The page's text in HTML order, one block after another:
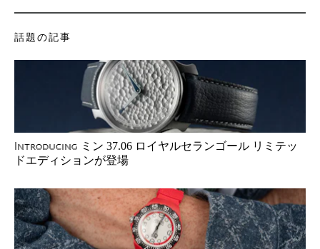
話題の記事
Introducing ミン 37.06 ロイヤルセランゴール リミテッ
ドエディションが登場